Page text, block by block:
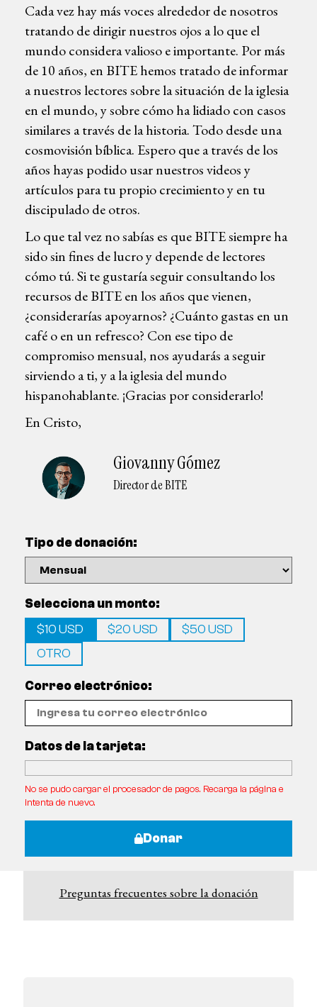
Cada vez hay más voces alrededor de nosotros
tratando de dirigir nuestros ojos a lo que el
mundo considera valioso e importante. Por más
de 10 años, en BITE hemos tratado de informar
a nuestros lectores sobre la situación de la iglesia
en el mundo, y sobre cómo ha lidiado con casos
similares a través de la historia. Todo desde una
cosmovisión bíblica. Espero que a través de los
años hayas podido usar nuestros videos y
artículos para tu propio crecimiento y en tu
discipulado de otros.
Lo que tal vez no sabías es que BITE siempre ha
sido sin fines de lucro y depende de lectores
cómo tú. Si te gustaría seguir consultando los
recursos de BITE en los años que vienen,
¿considerarías apoyarnos? ¿Cuánto gastas en un
café o en un refresco? Con ese tipo de
compromiso mensual, nos ayudarás a seguir
sirviendo a ti, y a la iglesia del mundo
hispanohablante. ¡Gracias por considerarlo!
En Cristo,
Giovanny Gómez
Director de BITE
Tipo de donación:
Selecciona un monto:
$10 USD
$20 USD
$50 USD
OTRO
Correo electrónico:
Datos de la tarjeta:
No se pudo cargar el procesador de pagos. Recarga la página e
intenta de nuevo.
Donar
Preguntas frecuentes sobre la donación